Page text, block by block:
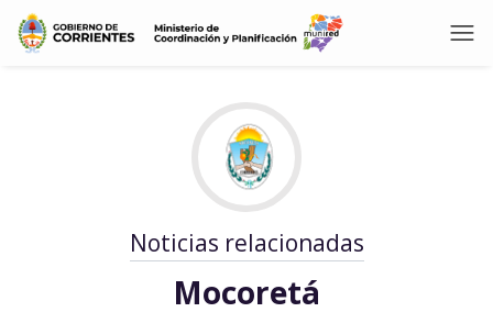
Noticias relacionadas
Mocoretá